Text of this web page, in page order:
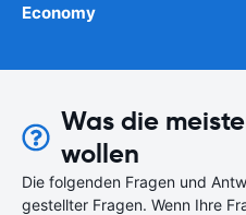
Economy
Was die
wollen
Die folgenden Fragen und
gestellter Fragen. Wenn Ihre